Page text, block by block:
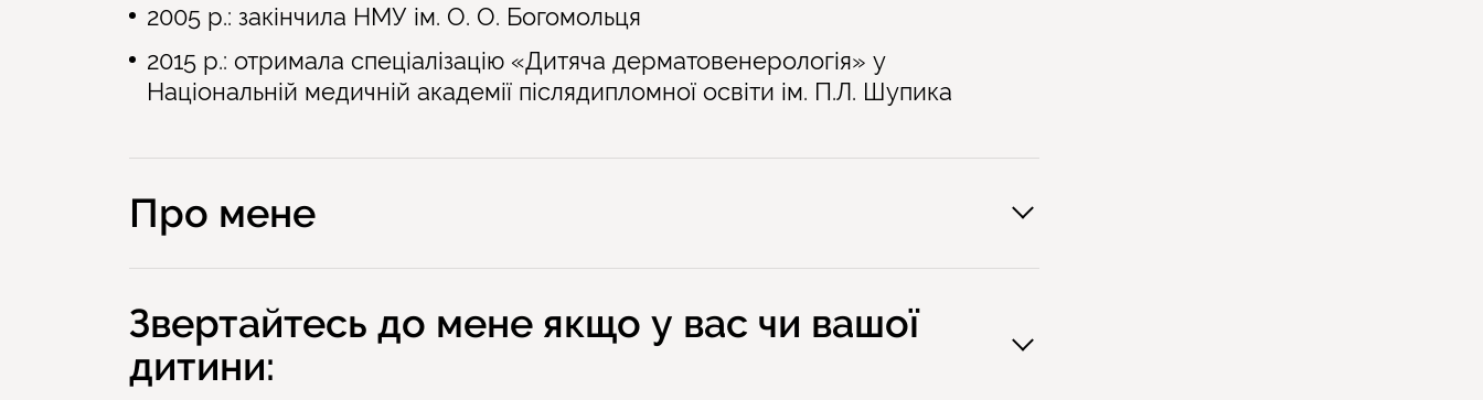
2005 р.: закінчила НМУ ім. О. О. Богомольця
2015 р.: отримала спеціалізацію «Дитяча дерматовенерологія» у
Національній медичній академії післядипломної освіти ім. П.Л. Шупика
Про мене
Звертайтесь до мене якщо у вас чи вашої
дитини: